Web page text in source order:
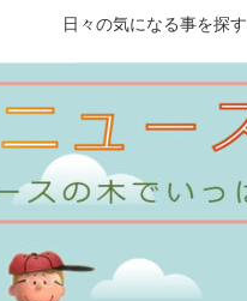
日々の気になる事を探す